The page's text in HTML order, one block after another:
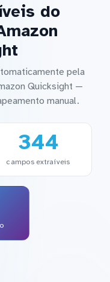
do
pela
Quicksight —
manual.
344
campos extraíveis